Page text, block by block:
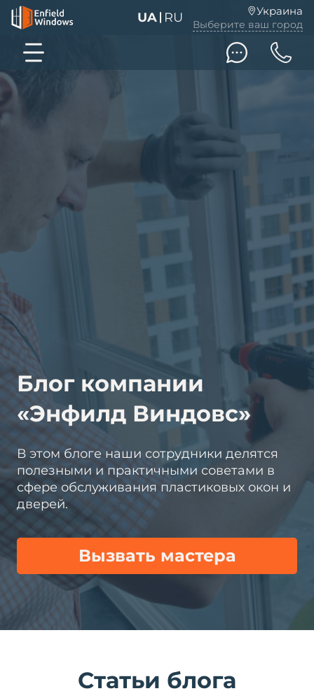
UA RU Украина
Выберите ваш город
Блог компании
«Энфилд Виндовс»
В этом блоге наши сотрудники делятся
полезными и практичными советами в
сфере обслуживания пластиковых окон и
дверей.
Вызвать мастера
Статьи блога